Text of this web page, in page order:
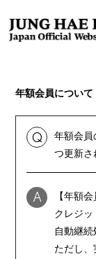
年額会員について
Q
年額会
つ更新さ
A
【年額会
クレジ
自動継続
ただし